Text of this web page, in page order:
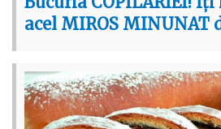
acel MIROS MINUNAT